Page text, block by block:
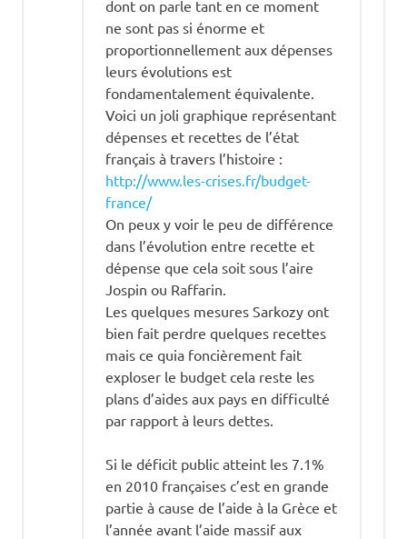
dont on parle tant en ce moment
ne sont pas si énorme et
proportionnellement aux dépenses
leurs évolutions est
fondamentalement équivalente.
Voici un joli graphique représentant
dépenses et recettes de l’état
français à travers l’histoire :
http://www.les-crises.fr/budget-
france/
On peux y voir le peu de différence
dans l’évolution entre recette et
dépense que cela soit sous l’aire
Jospin ou Raffarin.
Les quelques mesures Sarkozy ont
bien fait perdre quelques recettes
mais ce quia foncièrement fait
exploser le budget cela reste les
plans d’aides aux pays en difficulté
par rapport à leurs dettes.
Si le déficit public atteint les 7.1%
en 2010 françaises c’est en grande
partie à cause de l’aide à la Grèce et
l’année avant l’aide massif aux